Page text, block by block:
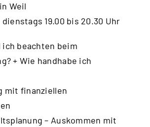
Weil
19.00 bis 20.30 Uhr
ich beachten beim
+ Wie handhabe ich
mit finanziellen
– Auskommen mit